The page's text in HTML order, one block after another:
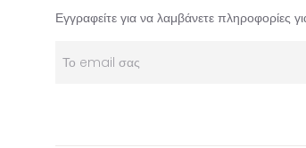
Εγγραφείτε για να λαμβάνετε πληροφορίες